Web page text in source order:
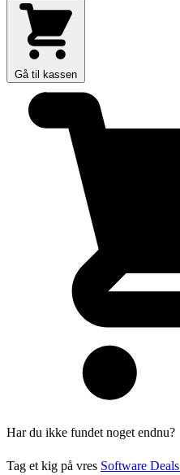
Gå til kassen
Har du ikke fundet noget endnu?
Tag et kig på vres Software Deals